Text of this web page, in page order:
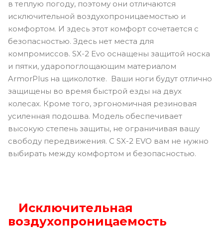
в теплую погоду, поэтому они отличаются
исключительной воздухопроницаемостью и
комфортом. И здесь этот комфорт сочетается с
безопасностью. Здесь нет места для
компромиссов. SX-2 Evo оснащены защитой носка
и пятки, ударопоглощающим материалом
ArmorPlus на щиколотке. Ваши ноги будут отлично
защищены во время быстрой езды на двух
колесах. Кроме того, эргономичная резиновая
усиленная подошва. Модель обеспечивает
высокую степень защиты, не ограничивая вашу
свободу передвижения. С SX-2 EVO вам не нужно
выбирать между комфортом и безопасностью.
Исключительная
воздухопроницаемость